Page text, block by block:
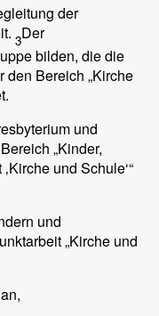
der
3Der
bilden, die die
den Bereich „Kirche
und
„Kinder,
und Schule‘“
und
„Kirche und